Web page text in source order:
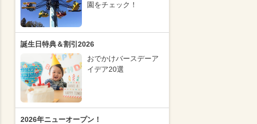
園をチェック！
誕生日特典＆割引2026
おでかけバースデーア
イデア20選
2026年ニューオープン！